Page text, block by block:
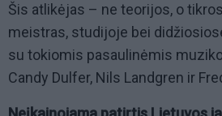
Šis atlikėjas – ne teorijos, o
meistras, studijoje bei
su tokiomis pasaulinėmis
Candy Dulfer, Nils Landgren ir